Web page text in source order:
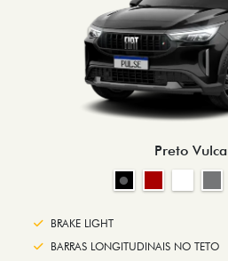
Preto
BRAKE LIGHT
BARRAS LONGITUDINAIS NO TETO